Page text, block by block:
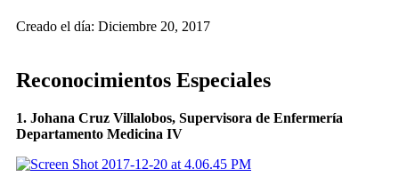
Creado el día: Diciembre 20, 2017
Reconocimientos Especiales
1. Johana Cruz Villalobos, Supervisora de Enfermería
Departamento Medicina IV